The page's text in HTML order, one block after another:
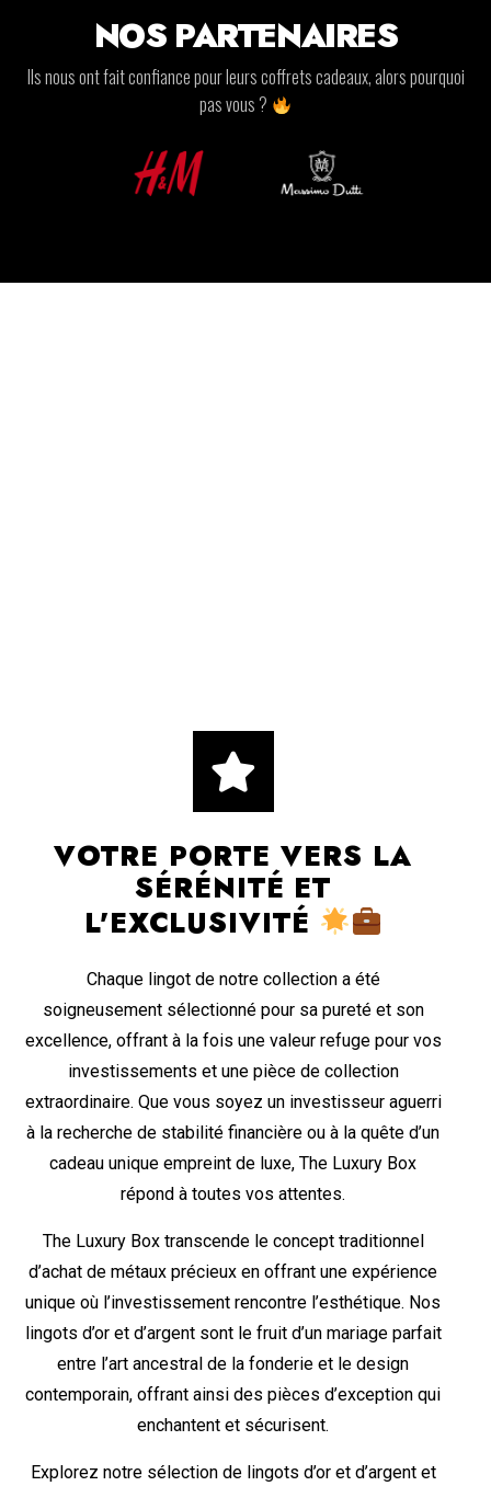
NOS PARTENAIRES
Ils nous ont fait confiance pour leurs coffrets cadeaux, alors pourquoi
pas vous ?
VOTRE PORTE VERS LA
SÉRÉNITÉ ET
L'EXCLUSIVITÉ
Chaque lingot de notre collection a été
soigneusement sélectionné pour sa pureté et son
excellence, offrant à la fois une valeur refuge pour vos
investissements et une pièce de collection
extraordinaire. Que vous soyez un investisseur aguerri
à la recherche de stabilité financière ou à la quête d’un
cadeau unique empreint de luxe, The Luxury Box
répond à toutes vos attentes.
The Luxury Box transcende le concept traditionnel
d’achat de métaux précieux en offrant une expérience
unique où l’investissement rencontre l’esthétique. Nos
lingots d’or et d’argent sont le fruit d’un mariage parfait
entre l’art ancestral de la fonderie et le design
contemporain, offrant ainsi des pièces d’exception qui
enchantent et sécurisent.
Explorez notre sélection de lingots d’or et d’argent et